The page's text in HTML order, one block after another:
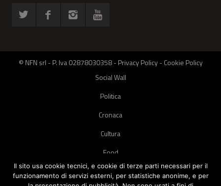
© NFN srl - P. Iva 02878030358 -Privacy Policy-Cookie Policy
Social Wall
Politica
Cronaca
Cultura
Food
Green
Il sito usa cookie tecnici, e cookie di terze parti necessari per il
funzionamento di servizi esterni, per statistiche anonime, e per